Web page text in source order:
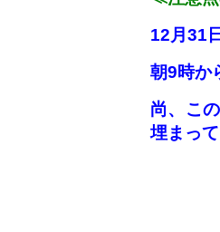
12月31
朝9時か
尚、こ
埋まっ